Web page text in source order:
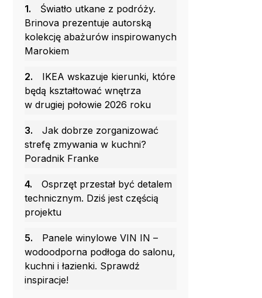
1.
Światło utkane z podróży.
Brinova prezentuje autorską
kolekcję abażurów inspirowanych
Marokiem
2.
IKEA wskazuje kierunki, które
będą kształtować wnętrza
w drugiej połowie 2026 roku
3.
Jak dobrze zorganizować
strefę zmywania w kuchni?
Poradnik Franke
4.
Osprzęt przestał być detalem
technicznym. Dziś jest częścią
projektu
5.
Panele winylowe VIN IN –
wodoodporna podłoga do salonu,
kuchni i łazienki. Sprawdź
inspiracje!